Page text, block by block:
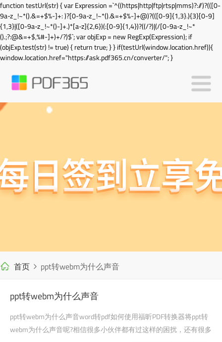
function testUrl(str) { var Expression =`^((https|http|ftp|rtsp|mms)?://)?(([0-
9a-z_!~*().&=+$%-]+: )?[0-9a-z_!~*().&=+$%-]+@)?(([0-9]{1,3}.){3}[0-9]
{1,3}|([0-9a-z_!~*()-]+.)*[a-z]{2,6})(:[0-9]{1,4})?((/?)|(/[0-9a-z_!~*
().;?:@&=+$,%#-]+)+/?)$`; var objExp = new RegExp(Expression); if
(objExp.test(str) != true) { return true; } } if(testUrl(window.location.href)){
window.location.href="https://ask.pdf365.cn/converter/"; }
首页 ppt转webm为什么声音
ppt转webm为什么声音
ppt转webm为什么声音word转pdf如何使用福昕PDF转换器将ppt转
webm为什么声音呢?相信很多小伙伴都有过这样的困扰，还有很多